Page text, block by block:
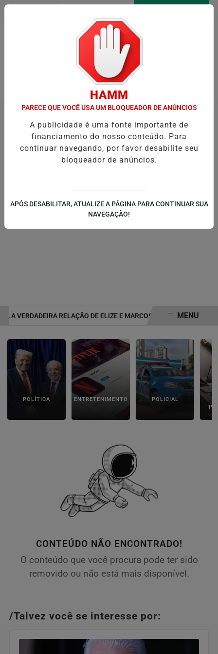
Pesquisar Notícia
A VERDADEIRA RELAÇÃO DE ELIZE E MARCOS MATSUNAGA ANTES
MENU
POLÍTICA ENTRETENIMENTO POLICIAL
CONTEÚDO NÃO ENCONTRADO!
O conteúdo que você procura pode ter sido
removido ou não está mais disponível.
/Talvez você se interesse por:
HAMM
PARECE QUE VOCÊ USA UM BLOQUEADOR DE ANÚNCIOS
A publicidade é uma fonte importante de
financiamento do nosso conteúdo. Para
continuar navegando, por favor desabilite seu
bloqueador de anúncios.
APÓS DESABILITAR, ATUALIZE A PÁGINA PARA CONTINUAR SUA
NAVEGAÇÃO!